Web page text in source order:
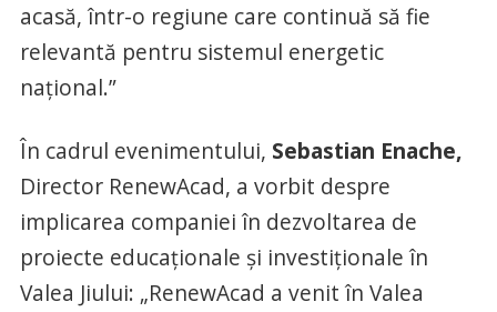
acasă, într-o regiune care continuă să fie
relevantă pentru sistemul energetic
național.”
În cadrul evenimentului, Sebastian Enache,
Director RenewAcad, a vorbit despre
implicarea companiei în dezvoltarea de
proiecte educaționale și investiționale în
Valea Jiului: „RenewAcad a venit în Valea